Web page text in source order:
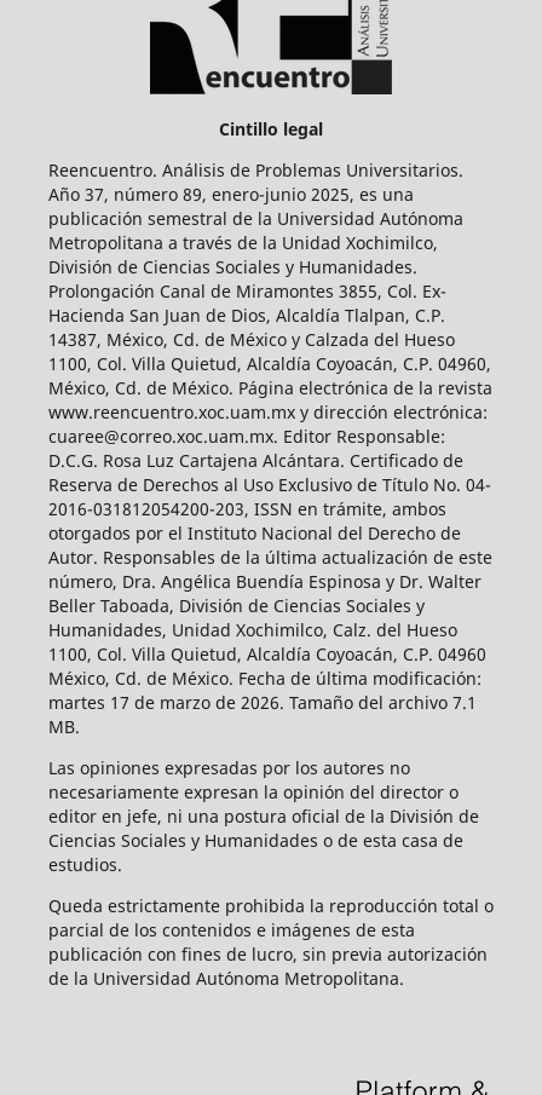
Cintillo legal
Reencuentro. Análisis de Problemas Universitarios.
Año 37, número 89, enero-junio 2025, es una
publicación semestral de la Universidad Autónoma
Metropolitana a través de la Unidad Xochimilco,
División de Ciencias Sociales y Humanidades.
Prolongación Canal de Miramontes 3855, Col. Ex-
Hacienda San Juan de Dios, Alcaldía Tlalpan, C.P.
14387, México, Cd. de México y Calzada del Hueso
1100, Col. Villa Quietud, Alcaldía Coyoacán, C.P. 04960,
México, Cd. de México. Página electrónica de la revista
www.reencuentro.xoc.uam.mx y dirección electrónica:
cuaree@correo.xoc.uam.mx. Editor Responsable:
D.C.G. Rosa Luz Cartajena Alcántara. Certificado de
Reserva de Derechos al Uso Exclusivo de Título No. 04-
2016-031812054200-203, ISSN en trámite, ambos
otorgados por el Instituto Nacional del Derecho de
Autor. Responsables de la última actualización de este
número, Dra. Angélica Buendía Espinosa y Dr. Walter
Beller Taboada, División de Ciencias Sociales y
Humanidades, Unidad Xochimilco, Calz. del Hueso
1100, Col. Villa Quietud, Alcaldía Coyoacán, C.P. 04960
México, Cd. de México. Fecha de última modificación:
martes 17 de marzo de 2026. Tamaño del archivo 7.1
MB.
Las opiniones expresadas por los autores no
necesariamente expresan la opinión del director o
editor en jefe, ni una postura oficial de la División de
Ciencias Sociales y Humanidades o de esta casa de
estudios.
Queda estrictamente prohibida la reproducción total o
parcial de los contenidos e imágenes de esta
publicación con fines de lucro, sin previa autorización
de la Universidad Autónoma Metropolitana.